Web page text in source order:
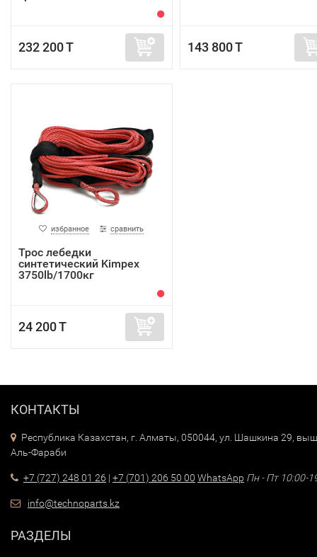
232 200 T 143 800 T
избранное сравнить
Трос лебедки
синтетический Kimpex
3750lb/1700кг
24 200 T
КОНТАКТЫ
Республика Казахстан, г. Алматы, 050044, ул. Шашкина 29,
Аль-Фараби
+7 (727) 248 01 26 | +7 (701) 206 50 00 WhatsApp Пн - Пт 10:00-
info@technoparts.kz
РАЗДЕЛЫ